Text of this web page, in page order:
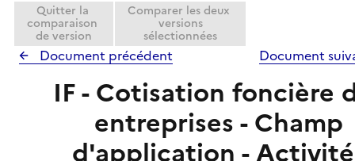
Quitter la
comparaison
de version
Comparer les deux
versions
sélectionnées
Document précédent Document
IF - Cotisation foncière
entreprises - Champ
d'application -